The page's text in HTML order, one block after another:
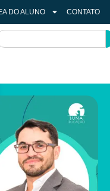
DO ALUNO CONTATO